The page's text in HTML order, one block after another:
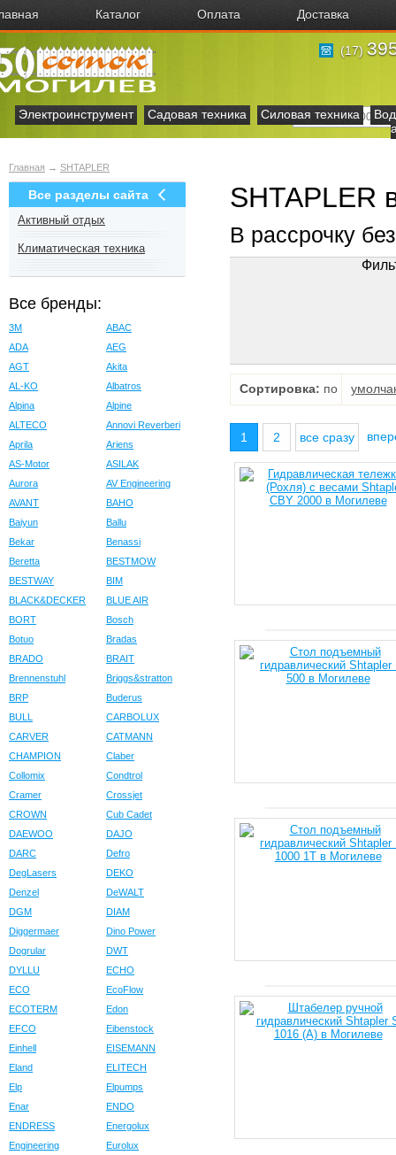
Каталог Оплата Доставка
(17)
Электроинструмент Садовая техника Силовая техника
Главная → SHTAPLER
Все разделы сайта
Активный отдых
Климатическая техника
Все бренды:
3M
ABAC
ADA
AEG
AGT
Akita
AL-KO
Albatros
Alpina
Alpine
ALTECO
Annovi Reverberi
Aprila
Ariens
AS-Motor
ASILAK
Aurora
AV Engineering
AVANT
BAHO
Baiyun
Ballu
Bekar
Benassi
Beretta
BESTMOW
BESTWAY
BIM
BLACK&DECKER
BLUE AIR
BORT
Bosch
Botuo
Bradas
BRADO
BRAIT
Brennenstuhl
Briggs&stratton
BRP
Buderus
BULL
CARBOLUX
CARVER
CATMANN
CHAMPION
Claber
Collomix
Condtrol
Cramer
Crossjet
CROWN
Cub Cadet
DAEWOO
DAJO
DARC
Defro
DegLasers
DEKO
Denzel
DeWALT
DGM
DIAM
Diggermaer
Dino Power
Dogrular
DWT
DYLLU
ECHO
ECO
EcoFlow
ECOTERM
Edon
EFCO
Eibenstock
Einhell
EISEMANN
Eland
ELITECH
Elp
Elpumps
Enar
ENDO
ENDRESS
Energolux
Engineering
Eurolux
SHTAPLER
В рассрочку
Сортировка: по
1 2 все сразу